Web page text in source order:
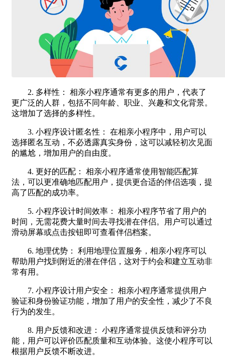
2. 多样性： 相亲小程序通常有更多的用户，代表了
更广泛的人群，包括不同年龄、职业、兴趣和文化背景。
这增加了选择的多样性。
3. 小程序设计匿名性： 在相亲小程序中，用户可以
选择匿名互动，不必透露真实身份，这可以减轻初次见面
的尴尬，增加用户的自由度。
4. 更好的匹配： 相亲小程序通常使用智能匹配算
法，可以更准确地匹配用户，提供更合适的伴侣选项，提
高了匹配的成功率。
5. 小程序设计时间效率： 相亲小程序节省了用户的
时间，无需花费大量时间去寻找潜在伴侣。用户可以通过
滑动屏幕或点击按钮即可查看伴侣档案。
6. 地理优势： 利用地理位置服务，相亲小程序可以
帮助用户找到附近的潜在伴侣，这对于约会和建立互动非
常有用。
7. 小程序设计用户安全： 相亲小程序通常提供用户
验证和身份验证功能，增加了用户的安全性，减少了不良
行为的发生。
8. 用户反馈和改进： 小程序通常提供反馈和评分功
能，用户可以评价匹配质量和互动体验。这使小程序可以
根据用户反馈不断改进。